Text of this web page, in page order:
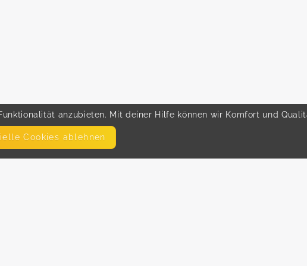
anzubieten. Mit deiner Hilfe können wir Komfort und
Cookies ablehnen